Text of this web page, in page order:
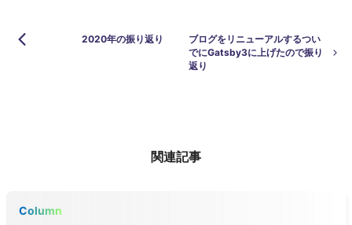
2020年の振り返り
ブログをリニューアルするつい
でにGatsby3に上げたので振り
返り
関連記事
Column